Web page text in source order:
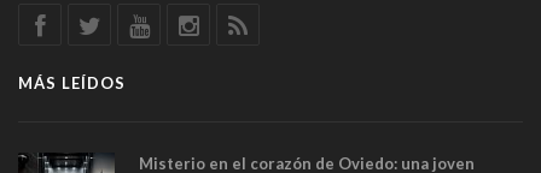
MÁS LEÍDOS
Misterio en el corazón de Oviedo: una joven